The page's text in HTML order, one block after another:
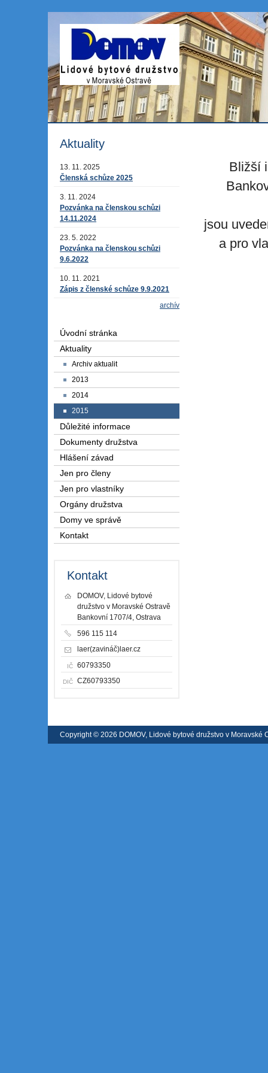
Bližší
jsou
a pro
Aktuality
13. 11. 2025
Členská schůze 2025
3. 11. 2024
Pozvánka na členskou schůzi
14.11.2024
23. 5. 2022
Pozvánka na členskou schůzi
9.6.2022
10. 11. 2021
Zápis z členské schůze 9.9.2021
archív
Úvodní stránka
Aktuality
Archiv aktualit
2013
2014
2015
Důležité informace
Dokumenty družstva
Hlášení závad
Jen pro členy
Jen pro vlastníky
Orgány družstva
Domy ve správě
Kontakt
Kontakt
DOMOV, Lidové bytové
družstvo v Moravské Ostravě
Bankovní 1707/4, Ostrava
596 115 114
laer(zavináč)laer.cz
IČ 60793350
DIČ CZ60793350
Copyright © 2026 DOMOV, Lidové bytové družstvo v Moravské